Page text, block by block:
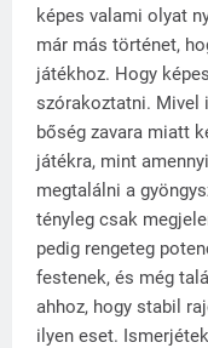
képes valami olyat
már más történet,
játékhoz. Hogy
szórakoztatni. Mivel
bőség zavara miatt
játékra, mint
megtalálni a
tényleg csak
pedig rengeteg
festenek, és még
ahhoz, hogy stabil
ilyen eset.